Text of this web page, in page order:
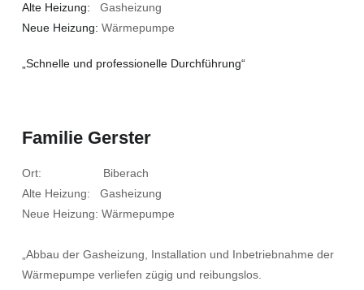
Alte Heizung: Gasheizung
Neue Heizung: Wärmepumpe
„Schnelle und professionelle Durchführung“
Familie Gerster
Ort: Biberach
Alte Heizung: Gasheizung
Neue Heizung: Wärmepumpe
„Abbau der Gasheizung, Installation und Inbetriebnahme der
Wärmepumpe verliefen zügig und reibungslos.